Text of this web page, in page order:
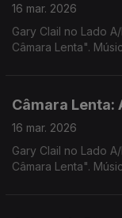
16 mar. 2026
Gary Clail no Lado
Câmara Lenta".
Câmara Lenta:
16 mar. 2026
Gary Clail no Lado
Câmara Lenta".